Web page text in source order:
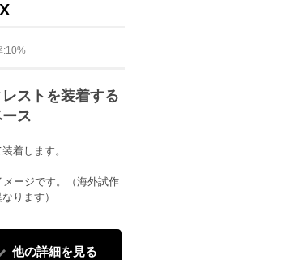
:10%
ストを装着する
ス
着します。
ージです。（海外試作
ります）
他の詳細を見る